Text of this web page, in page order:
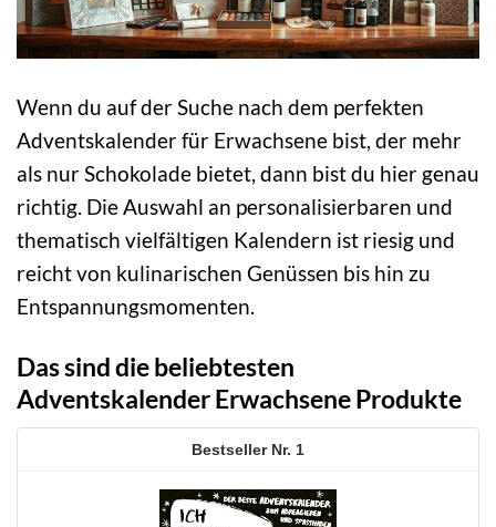
Wenn du auf der Suche nach dem perfekten
Adventskalender für Erwachsene bist, der mehr
als nur Schokolade bietet, dann bist du hier genau
richtig. Die Auswahl an personalisierbaren und
thematisch vielfältigen Kalendern ist riesig und
reicht von kulinarischen Genüssen bis hin zu
Entspannungsmomenten.
Das sind die beliebtesten
Adventskalender Erwachsene Produkte
1